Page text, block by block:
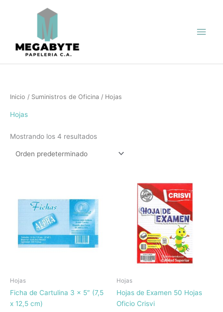
Inicio / Suministros de Oficina / Hojas
Hojas
Mostrando los 4 resultados
Hojas
Ficha de Cartulina 3 x 5″ (7,5
x 12,5 cm)
Hojas
Hojas de Examen 50 Hojas
Oficio Crisvi